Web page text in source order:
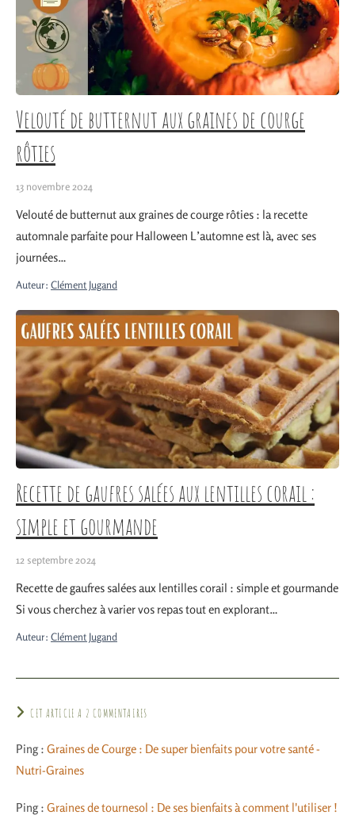
Velouté de butternut aux graines de courge
rôties
13 novembre 2024
Velouté de butternut aux graines de courge rôties : la recette
automnale parfaite pour Halloween L’automne est là, avec ses
journées…
Auteur: Clément Jugand
Recette de gaufres salées aux lentilles corail :
simple et gourmande
12 septembre 2024
Recette de gaufres salées aux lentilles corail : simple et gourmande
Si vous cherchez à varier vos repas tout en explorant…
Auteur: Clément Jugand
CET ARTICLE A 2 COMMENTAIRES
Ping : Graines de Courge : De super bienfaits pour votre santé -
Nutri-Graines
Ping : Graines de tournesol : De ses bienfaits à comment l'utiliser !